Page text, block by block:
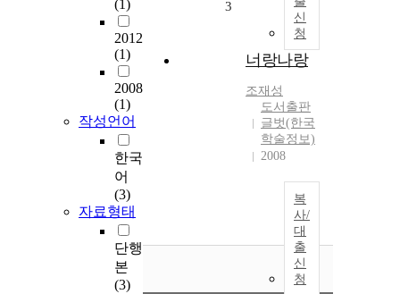
(1)
2012
(1)
2008
(1)
작성언어
한국
어
(3)
자료형태
단행
본
(3)
신
청
3
너랑나랑
조재성
도서출판
글벗(한국
학술정보)
2008
복
사/
대
출
신
청